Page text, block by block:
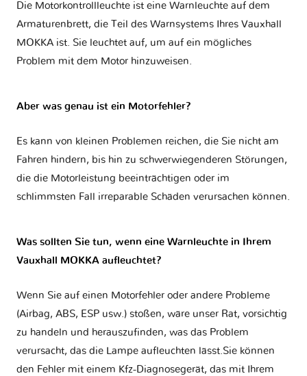
Die Motorkontrollleuchte ist eine Warnleuchte auf dem
Armaturenbrett, die Teil des Warnsystems Ihres Vauxhall
MOKKA ist. Sie leuchtet auf, um auf ein mögliches
Problem mit dem Motor hinzuweisen.
Aber was genau ist ein Motorfehler?
Es kann von kleinen Problemen reichen, die Sie nicht am
Fahren hindern, bis hin zu schwerwiegenderen Störungen,
die die Motorleistung beeinträchtigen oder im
schlimmsten Fall irreparable Schäden verursachen können.
Was sollten Sie tun, wenn eine Warnleuchte in Ihrem
Vauxhall MOKKA aufleuchtet?
Wenn Sie auf einen Motorfehler oder andere Probleme
(Airbag, ABS, ESP usw.) stoßen, wäre unser Rat, vorsichtig
zu handeln und herauszufinden, was das Problem
verursacht, das die Lampe aufleuchten lässt.Sie können
den Fehler mit einem Kfz-Diagnosegerät, das mit Ihrem